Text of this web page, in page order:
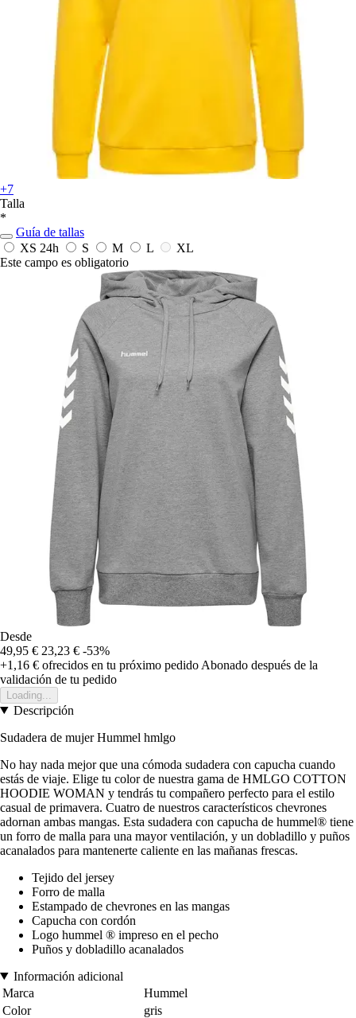
+7
Talla
*
Guía de tallas
XS 24h S M L
XL
Este campo es obligatorio
Desde
49,95 € 23,23 € -53%
+1,16 € ofrecidos en tu próximo pedido Abonado después de la
validación de tu pedido
Loading...
Descripción
Sudadera de mujer Hummel hmlgo
No hay nada mejor que una cómoda sudadera con capucha cuando
estás de viaje. Elige tu color de nuestra gama de HMLGO COTTON
HOODIE WOMAN y tendrás tu compañero perfecto para el estilo
casual de primavera. Cuatro de nuestros característicos chevrones
adornan ambas mangas. Esta sudadera con capucha de hummel® tiene
un forro de malla para una mayor ventilación, y un dobladillo y puños
acanalados para mantenerte caliente en las mañanas frescas.
Tejido del jersey
Forro de malla
Estampado de chevrones en las mangas
Capucha con cordón
Logo hummel ® impreso en el pecho
Puños y dobladillo acanalados
Información adicional
Marca
Hummel
Color
gris